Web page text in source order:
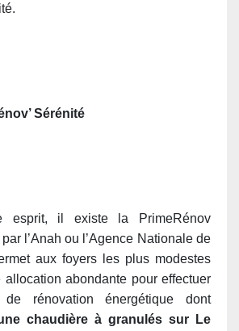
.
Sérénité
esprit, il existe la PrimeRénov
l’Anah ou l’Agence Nationale de
aux foyers les plus modestes
allocation abondante pour effectuer
de rénovation énergétique dont
chaudière à granulés sur Le